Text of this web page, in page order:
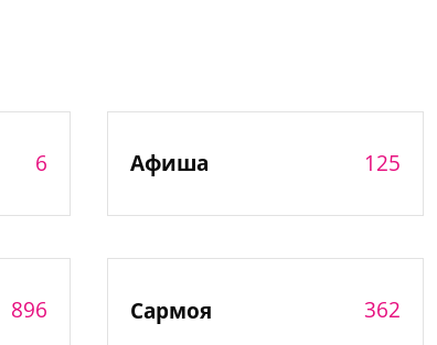
6 Афиша 125
896 Сармоя 362